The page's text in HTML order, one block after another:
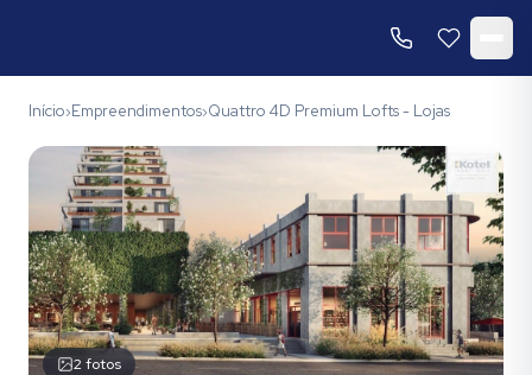
Início›Empreendimentos›Quattro 4D Premium Lofts - Lojas
2 fotos